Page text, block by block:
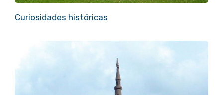
Curiosidades históricas